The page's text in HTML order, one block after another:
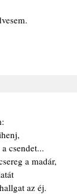
csendet...
a madár,
az éj.